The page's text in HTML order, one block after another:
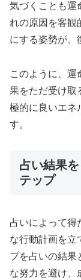
気づくことも運
れの原因を客観
にする姿勢が、
このように、運
果をただ受け取
極的に良いエネ
す。
占い結果
テップ
占いによって得
な行動計画を立
プを占いの結果
な努力を避け、